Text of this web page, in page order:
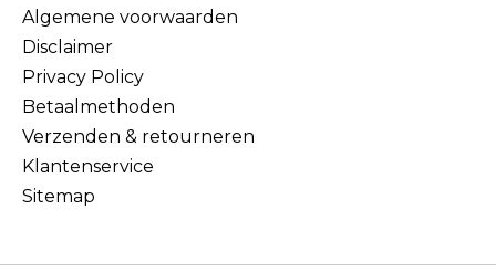
Algemene voorwaarden
Disclaimer
Privacy Policy
Betaalmethoden
Verzenden & retourneren
Klantenservice
Sitemap